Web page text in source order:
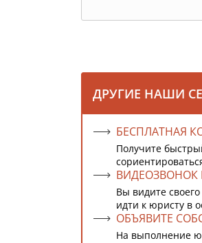
ДРУГИЕ НАШИ
БЕСПЛАТНАЯ
Получите
Вы видите
идти к юристу в
ОБЪЯВИТЕ
На выполнение